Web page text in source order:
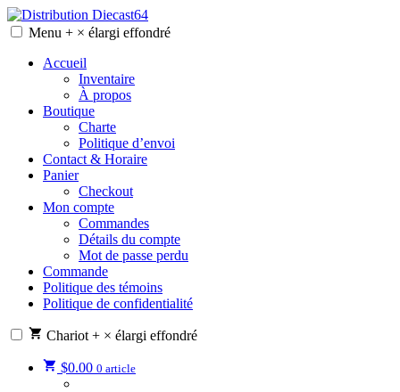
Skip
to
Distribution Diecast64
Une passion, un mode de vie.
Menu + × élargi effondré
Accueil
Inventaire
À propos
Boutique
Charte
Politique d’envoi
Contact & Horaire
Panier
Checkout
Mon compte
Commandes
Détails du compte
Mot de passe perdu
Commande
Politique des témoins
Politique de confidentialité
Chariot + × élargi effondré
$0.00 0 article